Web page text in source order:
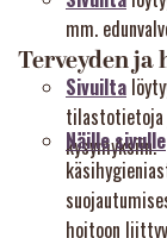
mm.
Terveyden
Sivuilta
tilastotietoja
kysymyksiin.
Näille sivulle
hoitoon